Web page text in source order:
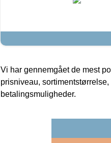
Vi har gennemgået de mest
prisniveau,
betalingsmuligheder.